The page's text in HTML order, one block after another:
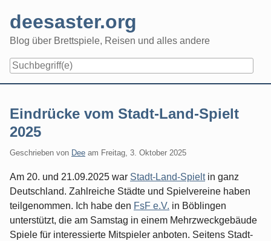
content
deesaster.org
Blog über Brettspiele, Reisen und alles andere
Eindrücke vom Stadt-Land-Spielt
2025
Geschrieben von Dee am Freitag, 3. Oktober 2025
Am 20. und 21.09.2025 war Stadt-Land-Spieltin ganz
Deutschland. Zahlreiche Städte und Spielvereine haben
teilgenommen. Ich habe den FsF e.V. in Böblingen
unterstützt, die am Samstag in einem Mehrzweckgebäude
Spiele für interessierte Mitspieler anboten. Seitens Stadt-